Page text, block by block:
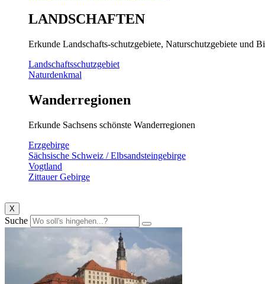
LANDSCHAFTEN
Erkunde Landschafts-schutzgebiete, Naturschutzgebiete und
Landschaftsschutzgebiet
Naturdenkmal
Wanderregionen
Erkunde Sachsens schönste Wanderregionen
Erzgebirge
Sächsische Schweiz / Elbsandsteingebirge
Vogtland
Zittauer Gebirge
X
Suche